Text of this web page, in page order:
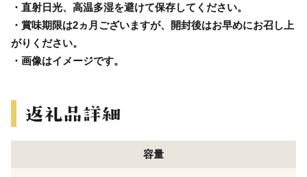
・直射日光、高温多湿を避けて保存してください。
・賞味期限は2ヵ月ございますが、開封後はお早めにお召し上
がりください。
・画像はイメージです。
容量